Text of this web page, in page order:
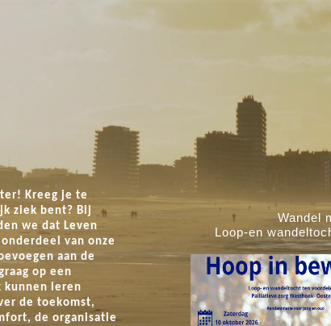
Kreeg je te
ziek bent? Bij
we dat Leven
van onze
aan de
op een
kunnen leren
de toekomst,
de organisatie
Hoop in beweging - 10/10/2026
mee, loop mee, herinner mee.
ten voordele van Palliatieve
Zorg Westhoek-Oostende
Wandel
Loop-en